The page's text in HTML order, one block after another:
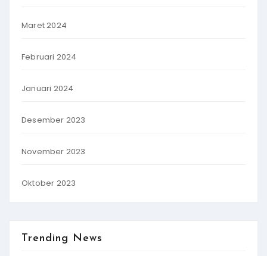
Maret 2024
Februari 2024
Januari 2024
Desember 2023
November 2023
Oktober 2023
Trending News